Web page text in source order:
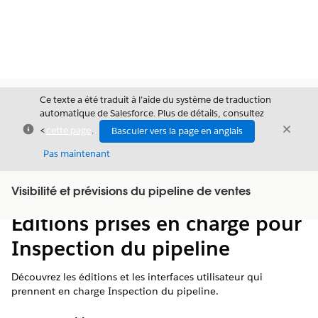
Fermer
Ce texte a été traduit à l’aide du système de traduction
automatique de Salesforce. Plus de détails, consultez
<cette page .
Basculer vers la page en anglais
Pas maintenant
Fermer
Visibilité et prévisions du pipeline de ventes
Afficher la table des matières
Table des
matières
Éditions prises en charge pour
Inspection du pipeline
Découvrez les éditions et les interfaces utilisateur qui
prennent en charge Inspection du pipeline.